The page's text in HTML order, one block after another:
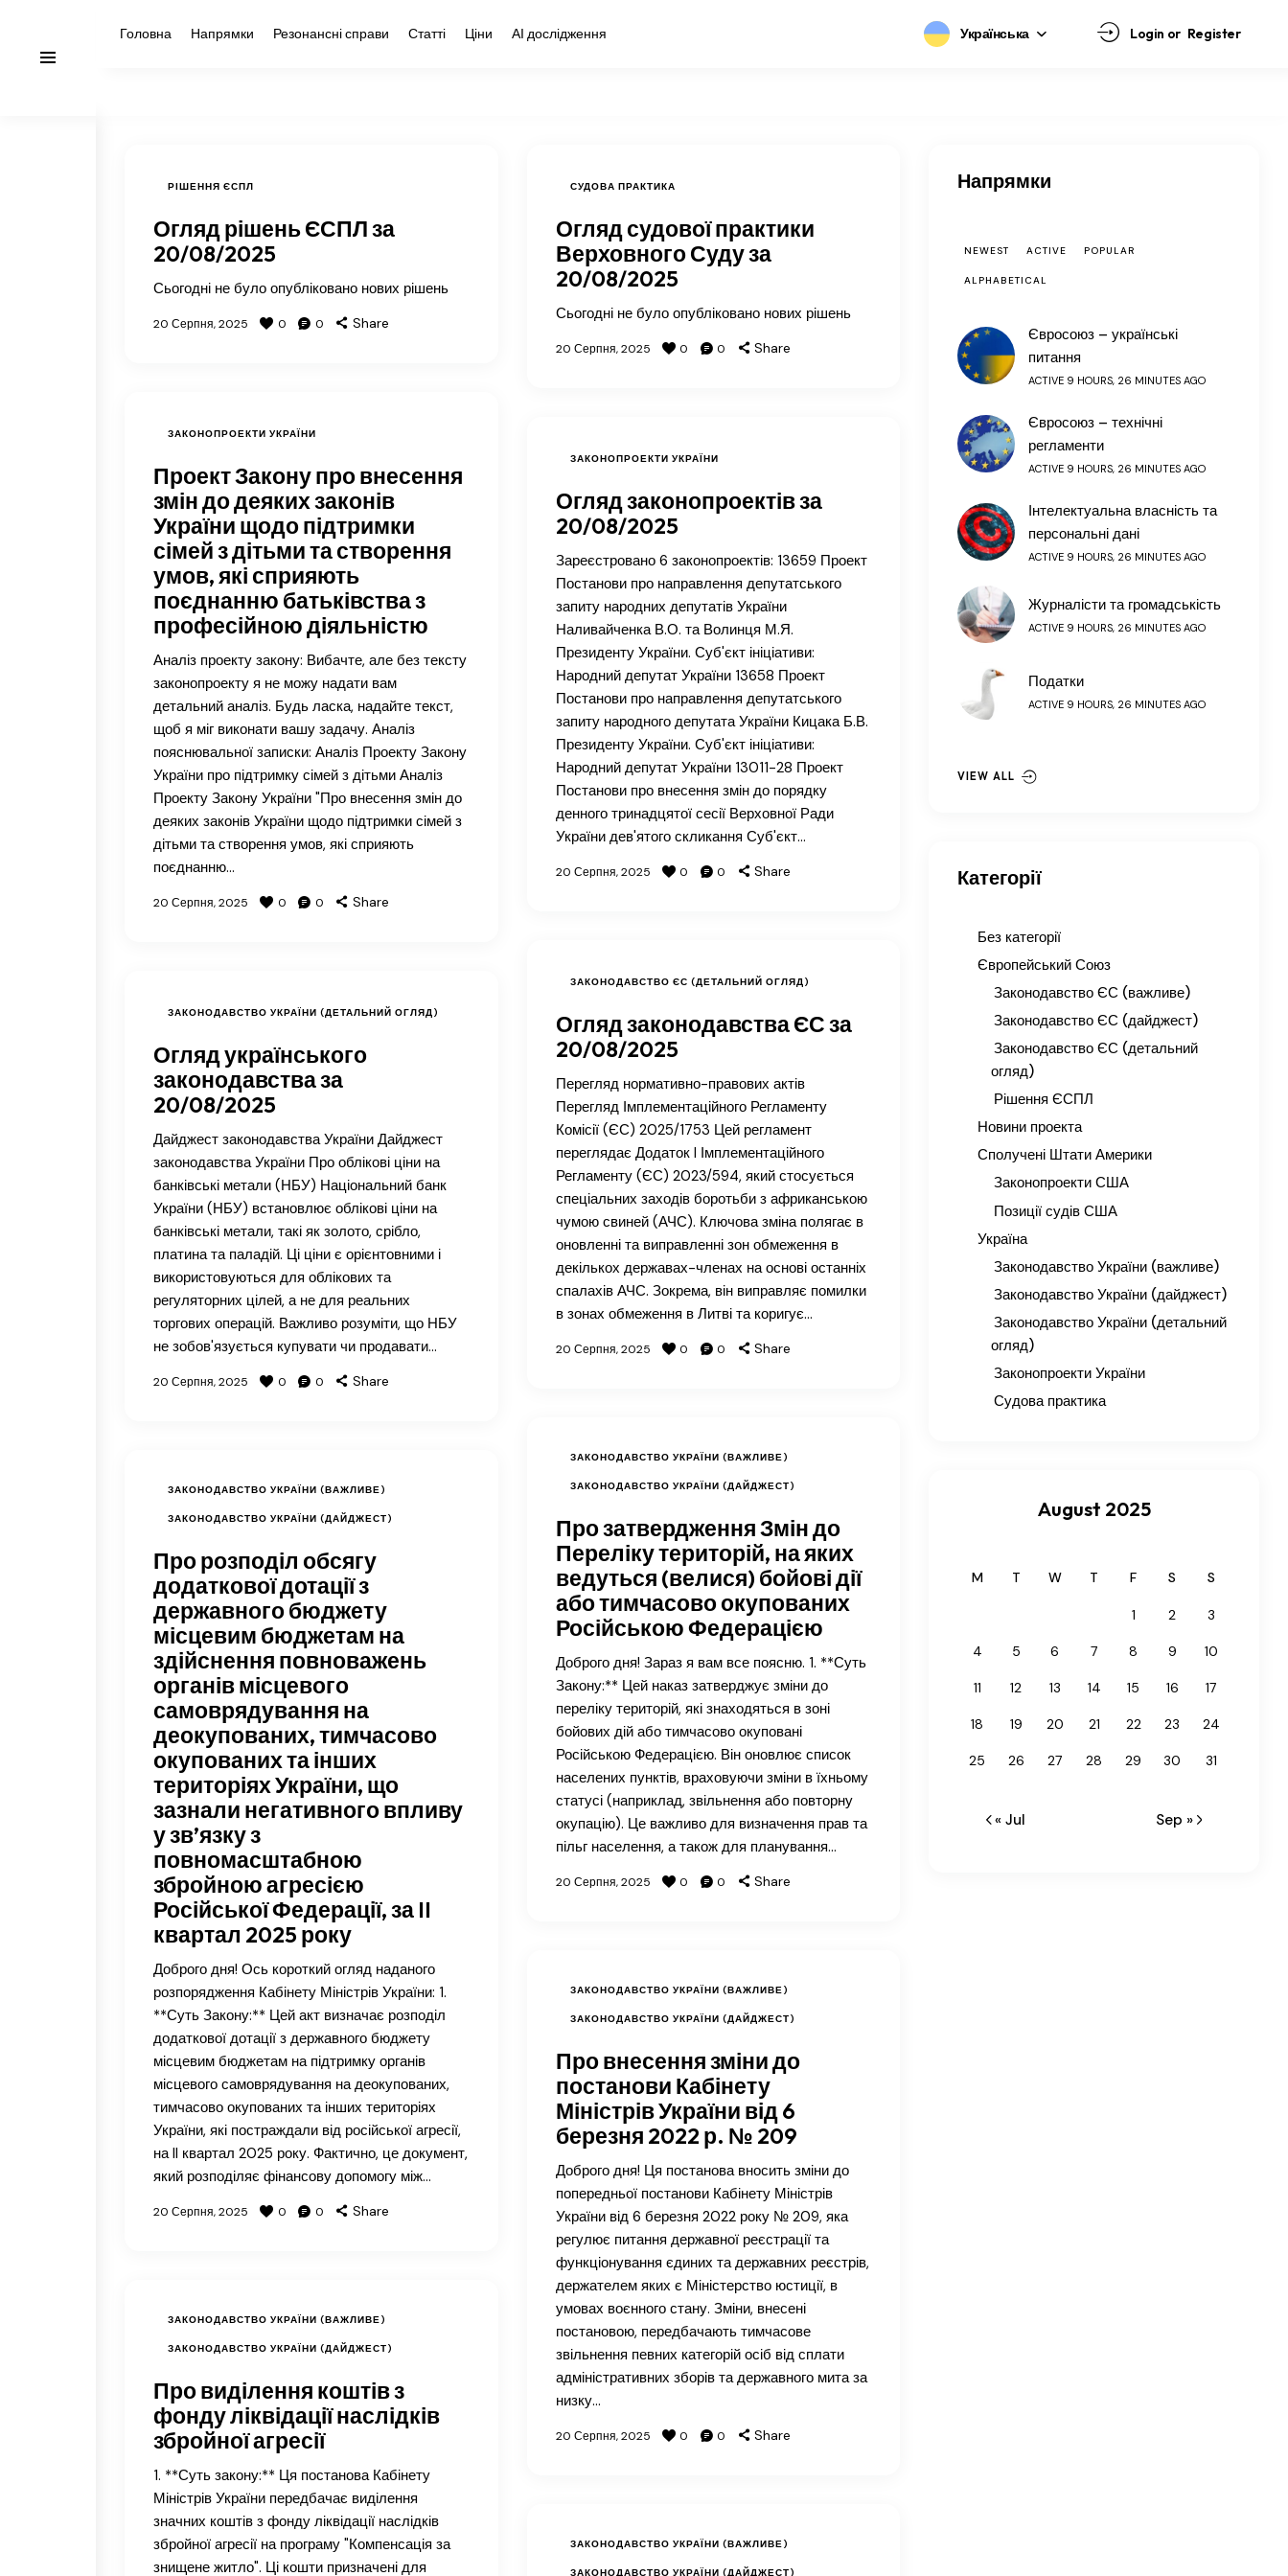
Головна Напрямки Резонансні справи Статті Ціни АІ дослідження Українська Login or Register
РІШЕННЯ ЄСПЛ
Огляд рішень ЄСПЛ за
20/08/2025
Сьогодні не було опубліковано нових рішень
20 Серпня, 2025 0 0 Share
СУДОВА ПРАКТИКА
Огляд судової практики
Верховного Суду за
20/08/2025
Сьогодні не було опубліковано нових рішень
20 Серпня, 2025 0 0 Share
ЗАКОНОПРОЕКТИ УКРАЇНИ
Проект Закону про внесення
змін до деяких законів
України щодо підтримки
сімей з дітьми та створення
умов, які сприяють
поєднанню батьківства з
професійною діяльністю
Аналіз проекту закону: Вибачте, але без тексту
законопроекту я не можу надати вам
детальний аналіз. Будь ласка, надайте текст,
щоб я міг виконати вашу задачу. Аналіз
пояснювальної записки: Аналіз Проекту Закону
України про підтримку сімей з дітьми Аналіз
Проекту Закону України "Про внесення змін до
деяких законів України щодо підтримки сімей з
дітьми та створення умов, які сприяють
поєднанню…
20 Серпня, 2025 0 0 Share
ЗАКОНОПРОЕКТИ УКРАЇНИ
Огляд законопроектів за
20/08/2025
Зареєстровано 6 законопроектів: 13659 Проект
Постанови про направлення депутатського
запиту народних депутатів України
Наливайченка В.О. та Волинця М.Я.
Президенту України. Суб'єкт ініціативи:
Народний депутат України 13658 Проект
Постанови про направлення депутатського
запиту народного депутата України Кицака Б.В.
Президенту України. Суб'єкт ініціативи:
Народний депутат України 13011-28 Проект
Постанови про внесення змін до порядку
денного тринадцятої сесії Верховної Ради
України дев'ятого скликання Суб'єкт…
20 Серпня, 2025 0 0 Share
ЗАКОНОДАВСТВО ЄС (ДЕТАЛЬНИЙ ОГЛЯД)
Огляд законодавства ЄС за
20/08/2025
Перегляд нормативно-правових актів
Перегляд Імплементаційного Регламенту
Комісії (ЄС) 2025/1753 Цей регламент
переглядає Додаток I Імплементаційного
Регламенту (ЄС) 2023/594, який стосується
спеціальних заходів боротьби з африканською
чумою свиней (АЧС). Ключова зміна полягає в
оновленні та виправленні зон обмеження в
декількох державах-членах на основі останніх
спалахів АЧС. Зокрема, він виправляє помилки
в зонах обмеження в Литві та коригує…
20 Серпня, 2025 0 0 Share
ЗАКОНОДАВСТВО УКРАЇНИ (ДЕТАЛЬНИЙ ОГЛЯД)
Огляд українського
законодавства за
20/08/2025
Дайджест законодавства України Дайджест
законодавства України Про облікові ціни на
банківські метали (НБУ) Національний банк
України (НБУ) встановлює облікові ціни на
банківські метали, такі як золото, срібло,
платина та паладій. Ці ціни є орієнтовними і
використовуються для облікових та
регуляторних цілей, а не для реальних
торгових операцій. Важливо розуміти, що НБУ
не зобов'язується купувати чи продавати…
20 Серпня, 2025 0 0 Share
ЗАКОНОДАВСТВО УКРАЇНИ (ВАЖЛИВЕ)
ЗАКОНОДАВСТВО УКРАЇНИ (ДАЙДЖЕСТ)
Про затвердження Змін до
Переліку територій, на яких
ведуться (велися) бойові дії
або тимчасово окупованих
Російською Федерацією
Доброго дня! Зараз я вам все поясню. 1. **Суть
Закону:** Цей наказ затверджує зміни до
переліку територій, які знаходяться в зоні
бойових дій або тимчасово окуповані
Російською Федерацією. Він оновлює список
населених пунктів, враховуючи зміни в їхньому
статусі (наприклад, звільнення або повторну
окупацію). Це важливо для визначення прав та
пільг населення, а також для планування…
20 Серпня, 2025 0 0 Share
ЗАКОНОДАВСТВО УКРАЇНИ (ВАЖЛИВЕ)
ЗАКОНОДАВСТВО УКРАЇНИ (ДАЙДЖЕСТ)
Про розподіл обсягу
додаткової дотації з
державного бюджету
місцевим бюджетам на
здійснення повноважень
органів місцевого
самоврядування на
деокупованих, тимчасово
окупованих та інших
територіях України, що
зазнали негативного впливу
у зв’язку з
повномасштабною
збройною агресією
Російської Федерації, за II
квартал 2025 року
Доброго дня! Ось короткий огляд наданого
розпорядження Кабінету Міністрів України: 1.
**Суть Закону:** Цей акт визначає розподіл
додаткової дотації з державного бюджету
місцевим бюджетам на підтримку органів
місцевого самоврядування на деокупованих,
тимчасово окупованих та інших територіях
України, які постраждали від російської агресії,
на II квартал 2025 року. Фактично, це документ,
який розподіляє фінансову допомогу між…
20 Серпня, 2025 0 0 Share
ЗАКОНОДАВСТВО УКРАЇНИ (ВАЖЛИВЕ)
ЗАКОНОДАВСТВО УКРАЇНИ (ДАЙДЖЕСТ)
Про внесення зміни до
постанови Кабінету
Міністрів України від 6
березня 2022 р. № 209
Доброго дня! Ця постанова вносить зміни до
попередньої постанови Кабінету Міністрів
України від 6 березня 2022 року № 209, яка
регулює питання державної реєстрації та
функціонування єдиних та державних реєстрів,
держателем яких є Міністерство юстиції, в
умовах воєнного стану. Зміни, внесені
постановою, передбачають тимчасове
звільнення певних категорій осіб від сплати
адміністративних зборів та державного мита за
низку…
20 Серпня, 2025 0 0 Share
ЗАКОНОДАВСТВО УКРАЇНИ (ВАЖЛИВЕ)
ЗАКОНОДАВСТВО УКРАЇНИ (ДАЙДЖЕСТ)
Про виділення коштів з
фонду ліквідації наслідків
збройної агресії
1. **Суть закону:** Ця постанова Кабінету
Міністрів України передбачає виділення
значних коштів з фонду ліквідації наслідків
збройної агресії на програму "Компенсація за
знищене житло". Ці кошти призначені для
ЗАКОНОДАВСТВО УКРАЇНИ (ВАЖЛИВЕ)
ЗАКОНОДАВСТВО УКРАЇНИ (ДАЙДЖЕСТ)
Напрямки
NEWEST ACTIVE POPULAR
ALPHABETICAL
Євросоюз – українські
питання
ACTIVE 9 HOURS, 26 MINUTES AGO
Євросоюз – технічні
регламенти
ACTIVE 9 HOURS, 26 MINUTES AGO
Інтелектуальна власність та
персональні дані
ACTIVE 9 HOURS, 26 MINUTES AGO
Журналісти та громадськість
ACTIVE 9 HOURS, 26 MINUTES AGO
Податки
ACTIVE 9 HOURS, 26 MINUTES AGO
VIEW ALL
Категорії
Без категорії
Європейський Союз
Законодавство ЄС (важливе)
Законодавство ЄС (дайджест)
Законодавство ЄС (детальний
огляд)
Рішення ЄСПЛ
Новини проекта
Сполучені Штати Америки
Законопроекти США
Позиції судів США
Україна
Законодавство України (важливе)
Законодавство України (дайджест)
Законодавство України (детальний
огляд)
Законопроекти України
Судова практика
August 2025
M T W T F S S
1 2 3
4 5 6 7 8 9 10
11 12 13 14 15 16 17
18 19 20 21 22 23 24
25 26 27 28 29 30 31
« Jul Sep »